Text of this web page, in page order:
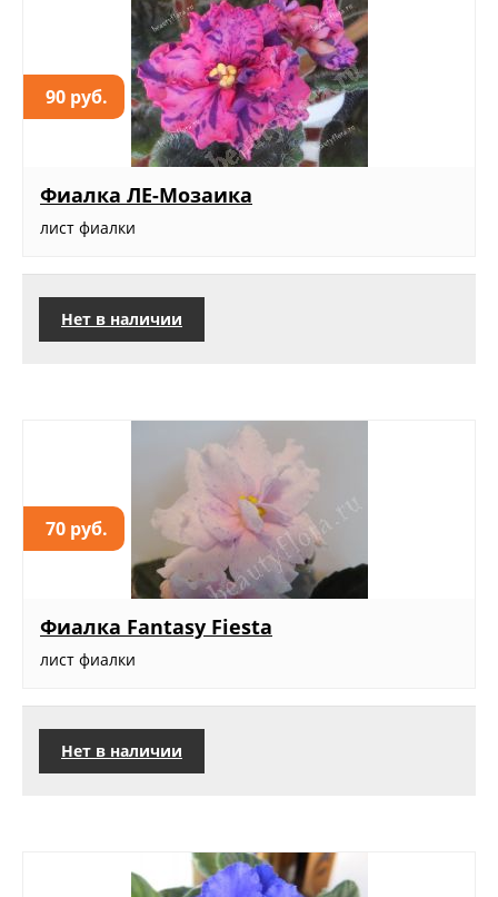
90 руб.
Фиалка ЛЕ-Мозаика
лист фиалки
Нет в наличии
70 руб.
Фиалка Fantasy Fiesta
лист фиалки
Нет в наличии